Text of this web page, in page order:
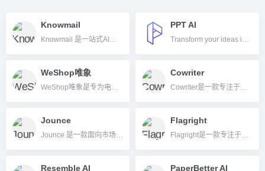
Knowmail
Knowmail 是一站式AI邮箱管理与邮件营销内容资源平台，整合工具评测、策略教学与安全指导，帮办公和营销人员提升效率。
PPT AI
Transform your ideas into stunning presentations with PPT AI. Save 95% time using smart automation and premium templates. Try PPT.AI today for free.
WeShop唯象
WeShop唯象是专为电商打造的AI智能商拍平台，支持AI模特和静物拍摄，帮助商家高效生成高质量商品图片。
Cowriter
Cowriter是一款专注于学术和技术写作的AI写作辅助工具，集引用管理、资料导入、多人协作等功能于一体。
Jounce
Jounce 是一款面向市场营销团队和内容创作者的免费AI文案生成、协作工具，支持多模板、多成员高效写作。
Flagright
Flagright是一款专注于反洗钱（AML）合规自动化的AI驱动SaaS平台，支持金融机构高效识别和防控金融犯罪风险。
Resemble AI PaperBetter AI